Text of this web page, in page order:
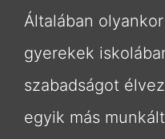
Általában
gyerekek
szabadságot
egyik más